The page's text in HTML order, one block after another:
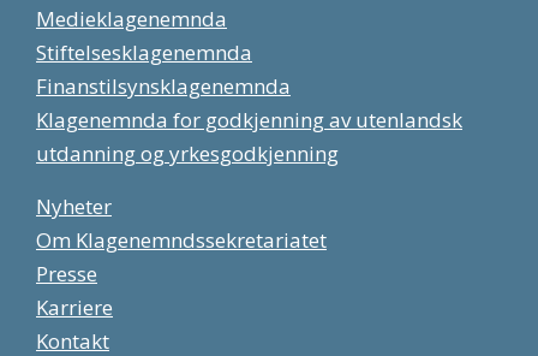
Medieklagenemnda
Stiftelsesklagenemnda
Finanstilsynsklagenemnda
Klagenemnda for godkjenning av utenlandsk
utdanning og yrkesgodkjenning
Nyheter
Om Klagenemndssekretariatet
Presse
Karriere
Kontakt